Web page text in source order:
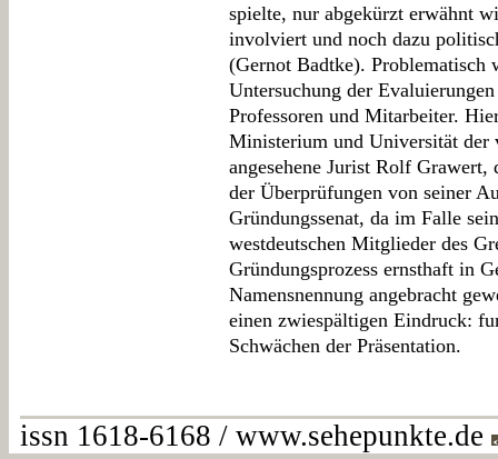
spielte, nur abgekürzt erwähnt
involviert und noch dazu
(Gernot Badtke). Problematisch
Untersuchung der
Professoren und Mitarbeiter.
Ministerium und Universität der
angesehene Jurist Rolf Grawert,
der Überprüfungen von seiner
Gründungssenat, da im Falle
westdeutschen Mitglieder des
Gründungsprozess ernsthaft in
Namensnennung angebracht
einen zwiespältigen Eindruck:
Schwächen der Präsentation.
issn 1618-6168 / www.sehepunkte.de